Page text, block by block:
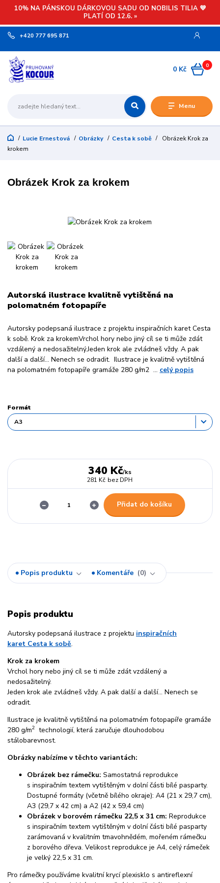
10% NA PÁNSKOU DÁRKOVOU SADU OD NOBILIS TILIA 💙
PLATÍ OD 12.6. »
Menu
+420 777 695 871
0
0 Kč
Lucie Ernestová Obrázky Cesta k sobě
Obrázek Krok za
krokem
Obrázek Krok za krokem
Autorská ilustrace kvalitně vytištěná na
polomatném fotopapíře
Autorsky podepsaná ilustrace z projektu inspiračních karet Cesta
k sobě. Krok za krokemVrchol hory nebo jiný cíl se ti může zdát
vzdálený a nedosažitelný.Jeden krok ale zvládneš vždy. A pak
další a další… Nenech se odradit. Ilustrace je kvalitně vytištěná
na polomatném fotopapíře gramáže 280 g/m2 ... celý popis
Formát
340 Kč/ks
281 Kč bez DPH
Přidat do košíku
Popis produktu Komentáře 0
Popis produktu
Autorsky podepsaná ilustrace z projektu inspiračních
karet Cesta k sobě.
Krok za krokem
Vrchol hory nebo jiný cíl se ti může zdát vzdálený a
nedosažitelný.
Jeden krok ale zvládneš vždy. A pak další a další… Nenech se
odradit.
Ilustrace je kvalitně vytištěná na polomatném fotopapíře gramáže
280 g/m2 technologií, která zaručuje dlouhodobou
stálobarevnost.
Obrázky nabízíme v těchto variantách:
Obrázek bez rámečku: Samostatná reprodukce
s inspiračním textem vytištěným v dolní části bílé pasparty.
Dostupné formáty (včetně bílého okraje): A4 (21 x 29,7 cm),
A3 (29,7 x 42 cm) a A2 (42 x 59,4 cm)
Obrázek v borovém rámečku 22,5 x 31 cm: Reprodukce
s inspiračním textem vytištěným v dolní části bílé pasparty
zarámovaná v kvalitním tmavohnědém, mořeném rámečku
z borového dřeva. Velikost reprodukce je A4, celý rámeček
je velký 22,5 x 31 cm.
Pro rámečky používáme kvalitní krycí plexisklo s antireflexní